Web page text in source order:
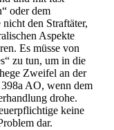
oder dem
den Straftäter,
Aspekte
Es müsse von
zu tun, um in die
Zweifel an der
AO, wenn dem
drohe.
keine
dar.